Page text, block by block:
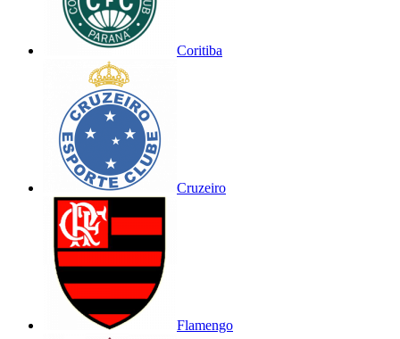
Coritiba
Cruzeiro
Flamengo